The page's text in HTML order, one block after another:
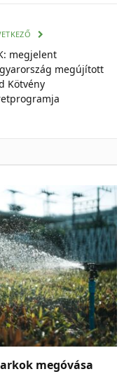
megjelent
megújított
Kötvény
megóvása